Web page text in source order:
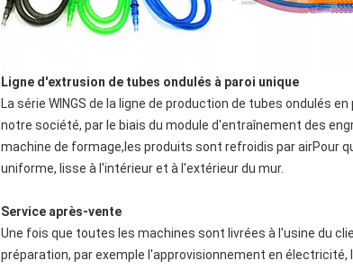
Ligne d'extrusion de tubes ondulés à paroi unique
La série WINGS de la ligne de production de tubes ondulés
notre société, par le biais du module d'entraînement des
machine de formage,les produits sont refroidis par airPour
uniforme, lisse à l'intérieur et à l'extérieur du mur.
Service après-vente
Une fois que toutes les machines sont livrées à l'usine du
préparation, par exemple l'approvisionnement en